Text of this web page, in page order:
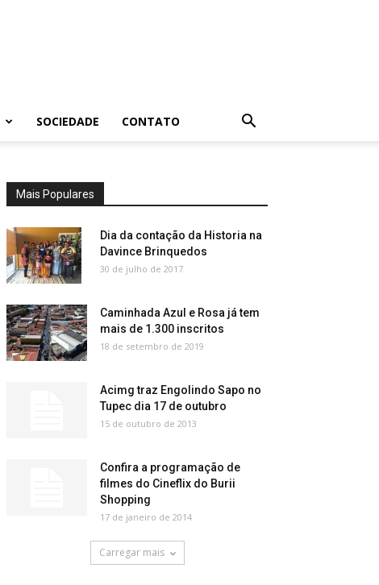
SOCIEDADE CONTATO
Mais Populares
Dia da contação da Historia na
Davince Brinquedos
30 de julho de 2017
Caminhada Azul e Rosa já tem
mais de 1.300 inscritos
18 de setembro de 2019
Acimg traz Engolindo Sapo no
Tupec dia 17 de outubro
15 de outubro de 2013
Confira a programação de
filmes do Cineflix do Burii
Shopping
17 de janeiro de 2014
Carregar mais